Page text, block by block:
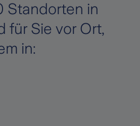
Standorten in
für Sie vor Ort,
in: